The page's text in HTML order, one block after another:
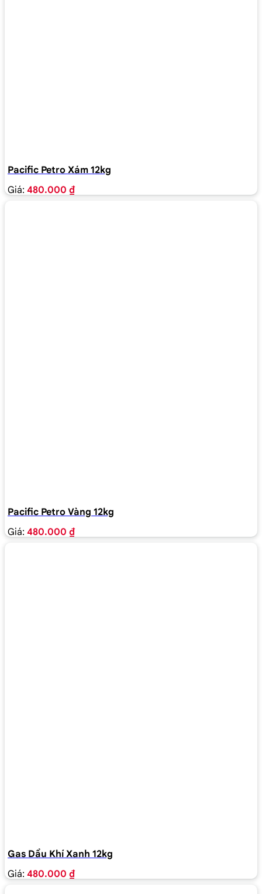
Pacific Petro Xám 12kg
Giá: 480.000 ₫
Pacific Petro Vàng 12kg
Giá: 480.000 ₫
Gas Dầu Khí Xanh 12kg
Giá: 480.000 ₫